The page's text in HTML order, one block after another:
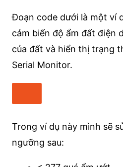
Đoạn code dưới là một ví
cảm biến độ ẩm đất điện
của đất và hiển thị trạng
Serial Monitor.
Trong ví dụ này mình sẽ
ngưỡng sau: